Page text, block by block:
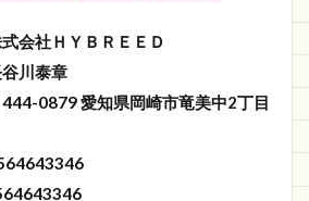
会社ＨＹＢＲＥＥＤ
川泰章
444-0879 愛知県岡崎市竜美中2丁目